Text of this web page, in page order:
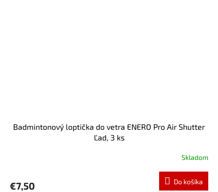
Badmintonový loptička do vetra ENERO Pro Air Shutter
Ľad, 3 ks
Skladom
€7,50 Do košíka